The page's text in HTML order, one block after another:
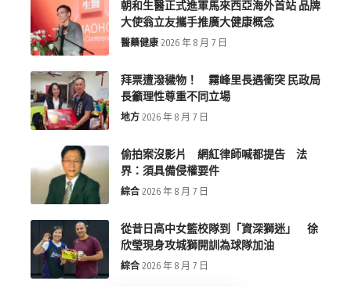
朝和生醫正式進軍馬來西亞海外首站 品牌
大使翁立友攜手推廣大健康概念
醫藥健康 2026 年 8 月 7 日
拜票遭潑穢物！ 霧峰里長遇衝突 民政局
長籲理性尊重不同立場
地方 2026 年 8 月 7 日
偷拍案沒影片 網紅律師喊都提告 法
界：須具備侵權要件
綜合 2026 年 8 月 7 日
從昔日高中女籃校隊到「資深獅迷」 徐
欣瑩現身攻城獅開訓為球隊加油
綜合 2026 年 8 月 7 日